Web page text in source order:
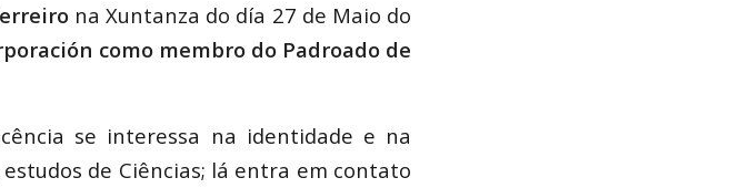
na Xuntanza do día 27 de Maio do
como membro do Padroado de
se interessa na identidade e na
de Ciências; lá entra em contato